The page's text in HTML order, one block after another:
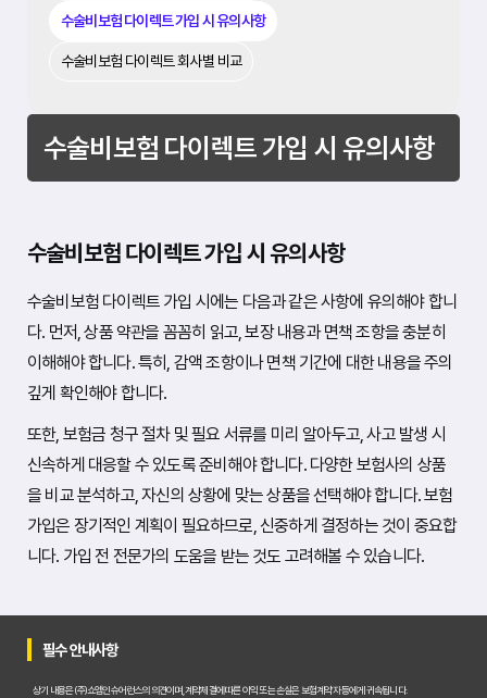
수술비보험 다이렉트 가입 시 유의사항
수술비보험 다이렉트 회사별 비교
수술비보험 다이렉트 가입 시 유의사항
수술비보험 다이렉트 가입 시 유의사항
수술비보험 다이렉트 가입 시에는 다음과 같은 사항에 유의해야 합니
다. 먼저, 상품 약관을 꼼꼼히 읽고, 보장 내용과 면책 조항을 충분히
이해해야 합니다. 특히, 감액 조항이나 면책 기간에 대한 내용을 주의
깊게 확인해야 합니다.
또한, 보험금 청구 절차 및 필요 서류를 미리 알아두고, 사고 발생 시
신속하게 대응할 수 있도록 준비해야 합니다. 다양한 보험사의 상품
을 비교 분석하고, 자신의 상황에 맞는 상품을 선택해야 합니다. 보험
가입은 장기적인 계획이 필요하므로, 신중하게 결정하는 것이 중요합
니다. 가입 전 전문가의 도움을 받는 것도 고려해볼 수 있습니다.
필수 안내사항
상기 내용은 (주)쇼엠인슈어런스의 의견이며, 계약체결에 따른 이익 또는 손실은 보험계약자 등에게 귀속됩니다.